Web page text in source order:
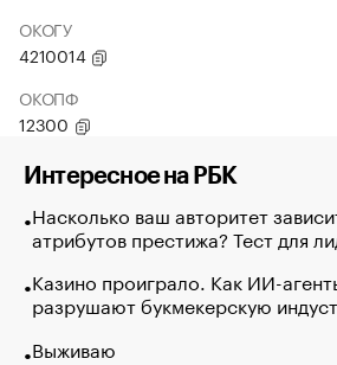
ОКОГУ
4210014
ОКОПФ
12300
Интересное на РБК
Насколько ваш авторитет
атрибутов престижа? Тест для
Казино проиграло. Как ИИ-
разрушают букмекерскую
Выживаю